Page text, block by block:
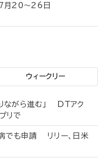
20～26日
ウィークリー
ながら進む」 DTアク
リで
でも申請 リリー、日米